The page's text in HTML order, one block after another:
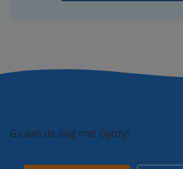
Ga aan de slag met Gynzy!